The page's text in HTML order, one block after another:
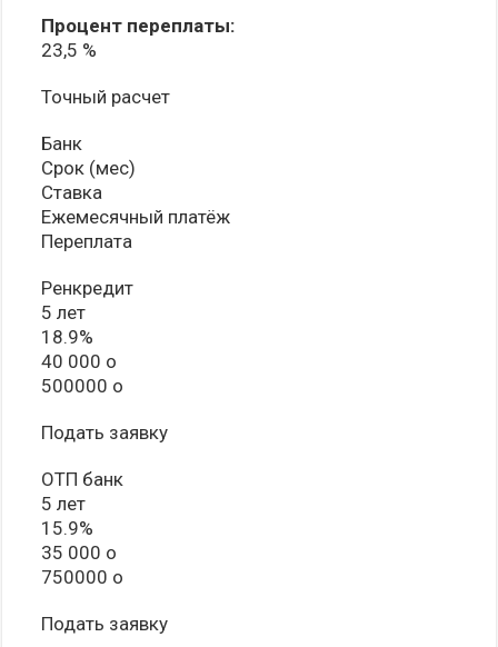
Процент переплаты:
23,5 %
Точный расчет
Банк
Срок (мес)
Ставка
Ежемесячный платёж
Переплата
Ренкредит
5 лет
18.9%
40 000 o
500000 o
Подать заявку
ОТП банк
5 лет
15.9%
35 000 o
750000 o
Подать заявку